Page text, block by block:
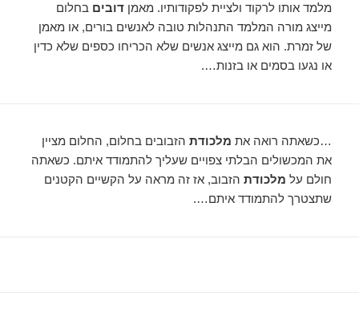
מלמד אותו לרקוד ולציית לפקודותיו. מאמןדובים בחלום
מייצג מורה המלמד התנהלות טובה לאנשים בורים, או מאמן
של זמרת. הוא גם מייצג אנשים שלא הכריחו כספים שלא כדין
או נגעו בסמים או בזנות….
…כשאתה רואה את מלכודת הזבובים בחלום, החלום מציין
את המכשולים הבלתי צפויים שעליך להתמודד איתם. כשאתה
חולם על מלכודת הזבוב, אז זה מראה על הקשיים הקטנים
שתצטרך להתמודד איתם….